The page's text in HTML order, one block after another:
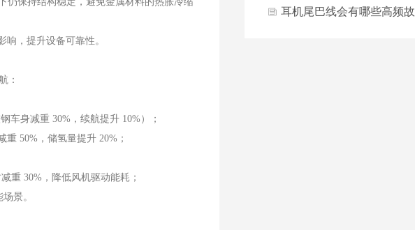
，提升设备可靠性。
：
车身减重 30%，续航提升 10%）；
50%，储氢量提升 20%；
重 30%，降低风机驱动能耗；
景。
使用维护要点有哪些？
耳机尾巴线会有哪些高频故